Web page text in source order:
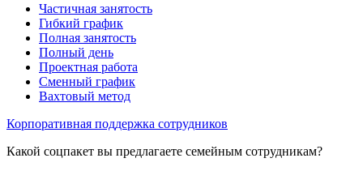
Частичная занятость
Гибкий график
Полная занятость
Полный день
Проектная работа
Сменный график
Вахтовый метод
Корпоративная поддержка сотрудников
Какой соцпакет вы предлагаете семейным сотрудникам?